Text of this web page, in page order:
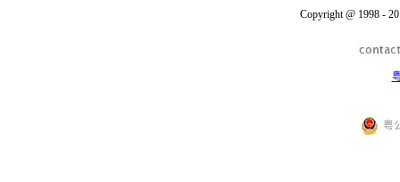
Copyright @ 1998 -
粤